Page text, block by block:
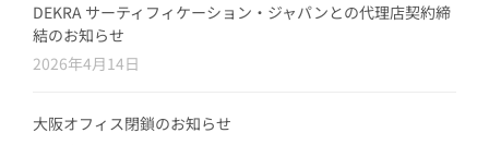
DEKRA サーティフィケーション・ジャパンとの代理店契約締
結のお知らせ
2026年4月14日
大阪オフィス閉鎖のお知らせ